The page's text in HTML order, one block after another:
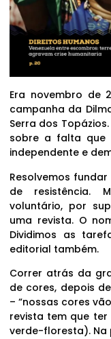
Era novembro de
campanha da
Serra dos
sobre a falta que
independente e
Resolvemos
de resistência.
voluntário, por
uma revista. O
Dividimos as
editorial também.
Correr atrás da
de cores, depois
– “nossas cores
revista tem que
verde-floresta). Na